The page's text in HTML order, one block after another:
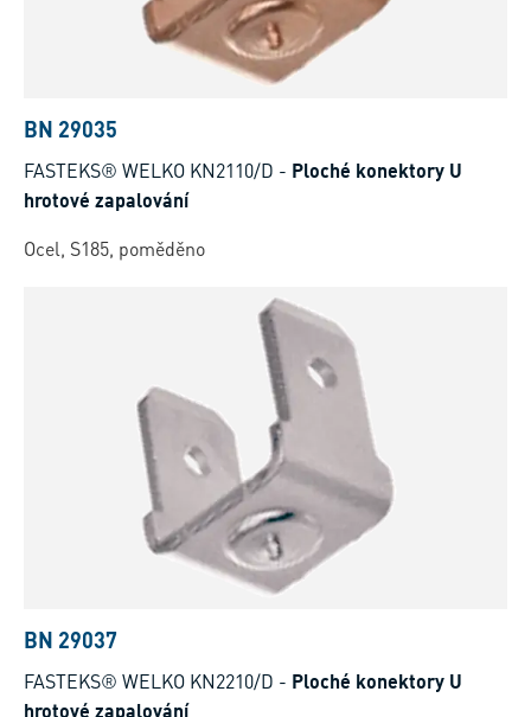
BN 29035
FASTEKS® WELKO KN2110/D - Ploché konektory U
hrotové zapalování
Ocel, S185, poměděno
BN 29037
FASTEKS® WELKO KN2210/D - Ploché konektory U
hrotové zapalování